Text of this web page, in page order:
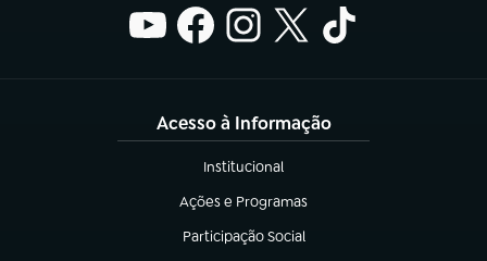
Acesso à Informação
Institucional
(abre em nova aba)
Ações e Programas
(abre em nova aba)
Participação Social
(abre em nova aba)